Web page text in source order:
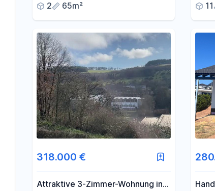
2 65m² 11
318.000 €
Attraktive 3-Zimmer-Wohnung in